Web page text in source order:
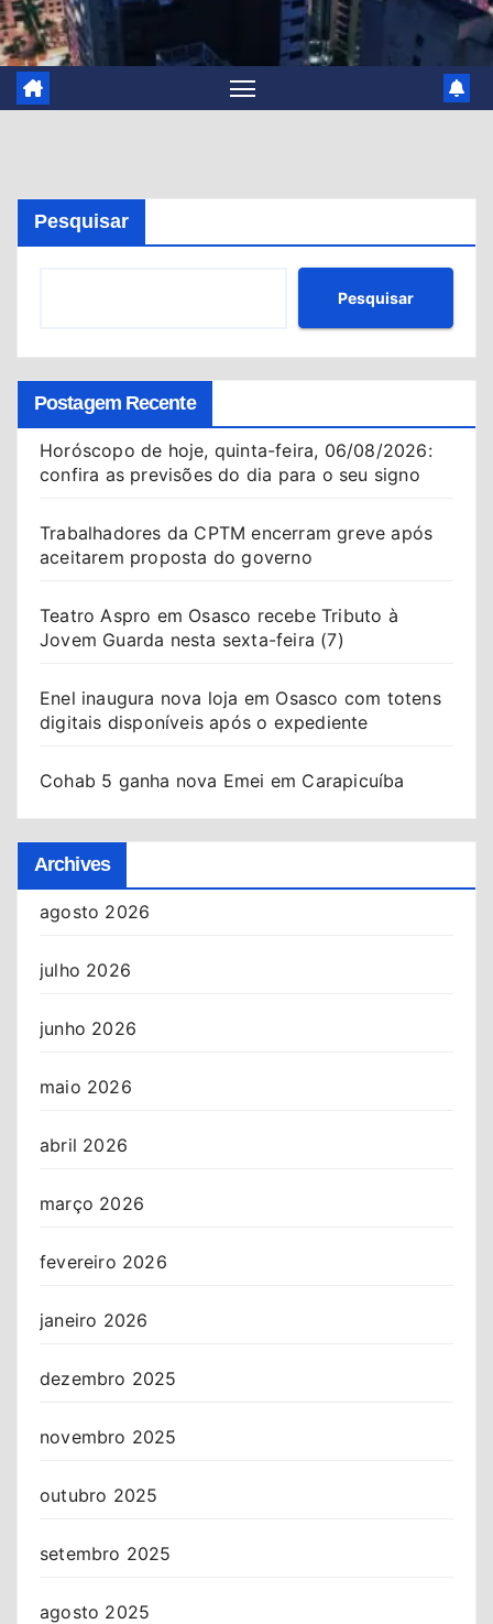
Pesquisar
Pesquisar
Postagem Recente
Horóscopo de hoje, quinta-feira, 06/08/2026:
confira as previsões do dia para o seu signo
Trabalhadores da CPTM encerram greve após
aceitarem proposta do governo
Teatro Aspro em Osasco recebe Tributo à
Jovem Guarda nesta sexta-feira (7)
Enel inaugura nova loja em Osasco com totens
digitais disponíveis após o expediente
Cohab 5 ganha nova Emei em Carapicuíba
Archives
agosto 2026
julho 2026
junho 2026
maio 2026
abril 2026
março 2026
fevereiro 2026
janeiro 2026
dezembro 2025
novembro 2025
outubro 2025
setembro 2025
agosto 2025